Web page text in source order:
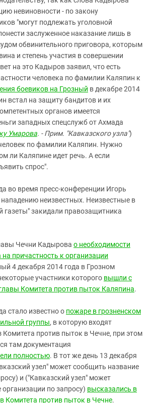
невиновности - по закону
"могут подлежать уголовной
заслуженное наказание лишь в
обвинительного приговора, которым
и степень участия в совершении
на это Кадыров заявил, что есть
человека по фамилии Каляпин к
боевиков на Грозный в декабре 2014
встал на защиту бандитов и их
органов имеется
западных спецслужб от Ахмада
Умарова. - Прим. "Кавказского узла")
по фамилии Каляпин. Нужно
ли Каляпине идет речь. А если
спрос".
во время пресс-конференции Игорь
неизвестных. Неизвестные в
газеты" закидали правозащитника
Чечни Кадырова о необходимости
причастность к организации
4 декабря 2014 года в Грозном
участники которого вышли с
Комитета против пыток Каляпина.
стало известно о пожаре в грозненском
группы, в которую входят
против пыток в Чечне, при этом
там документация
полностью. В тот же день 13 декабря
узел" может сообщить название
и ("Кавказский узел" может
по запросу) высказались в
Комитета против пыток в Чечне.